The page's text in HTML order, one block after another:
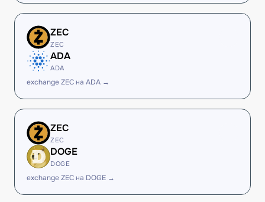
ZEC
ZEC
ADA
ADA
exchange ZEC на ADA →
ZEC
ZEC
DOGE
DOGE
exchange ZEC на DOGE →